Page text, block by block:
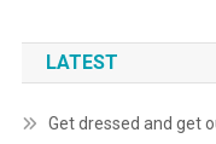
LATEST
Get dressed and get